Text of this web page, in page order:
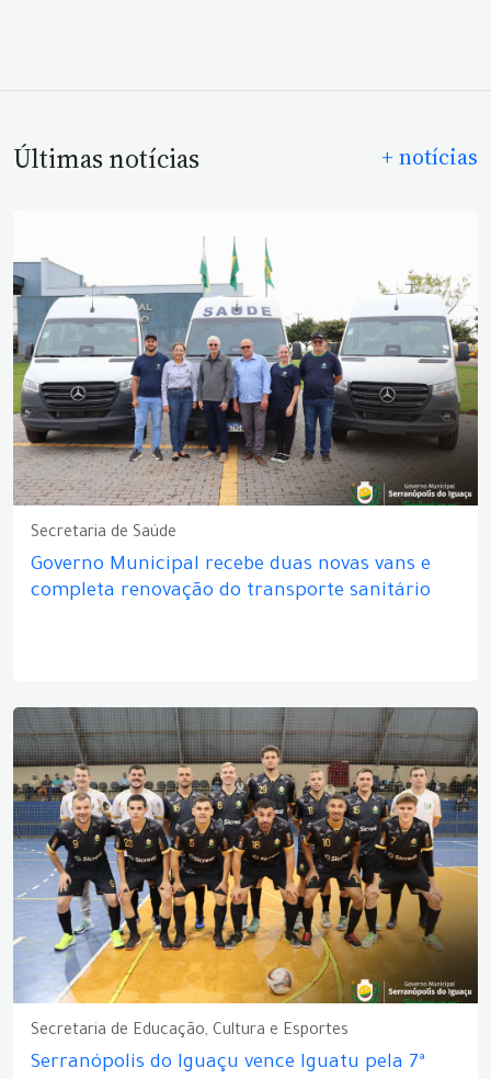
Últimas notícias + notícias
Secretaria de Saúde
Governo Municipal recebe duas novas vans e
completa renovação do transporte sanitário
Secretaria de Educação, Cultura e Esportes
Serranópolis do Iguaçu vence Iguatu pela 7ª